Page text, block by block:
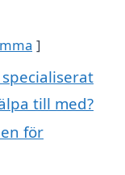
till med?
för